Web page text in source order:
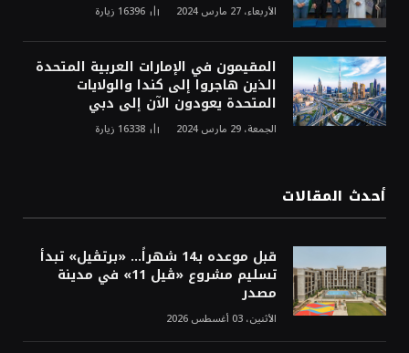
الأربعاء، 27 مارس 2024 16396 زيارة
المقيمون في الإمارات العربية المتحدة
الذين هاجروا إلى كندا والولايات
المتحدة يعودون الآن إلى دبي
الجمعة، 29 مارس 2024 16338 زيارة
أحدث المقالات
قبل موعده بـ14 شهراً... «برتڤيل» تبدأ
تسليم مشروع «ڤيل 11» في مدينة
مصدر
الأثنين، 03 أغسطس 2026